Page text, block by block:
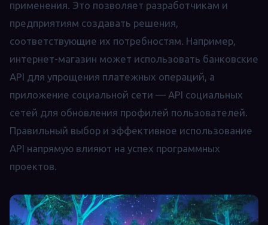
применения. Это позволяет разработчикам и
предприятиям создавать решения,
соответствующие их потребностям. Например,
интернет-магазин может использовать банковские
API для упрощения платежных операций, а
приложение социальной сети — API социальных
сетей для обновления профилей пользователей.
Правильный выбор и эффективное использование
API напрямую влияют на успех программных
проектов.